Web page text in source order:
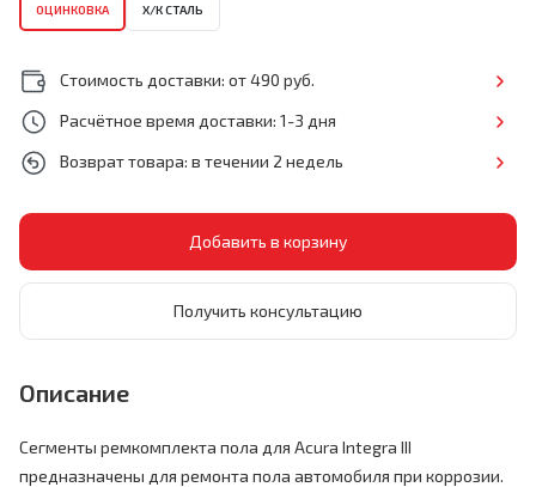
ОЦИНКОВКА Х/К СТАЛЬ
Стоимость доставки: от 490 руб.
Расчётное время доставки: 1-3 дня
Возврат товара: в течении 2 недель
Получить консультацию
Описание
Сегменты ремкомплекта пола для Acura Integra III
предназначены для ремонта пола автомобиля при коррозии.